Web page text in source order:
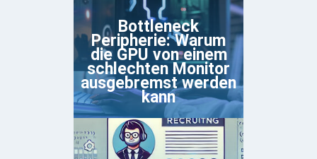
Bottleneck
Peripherie: Warum
die GPU von einem
schlechten Monitor
ausgebremst werden
kann